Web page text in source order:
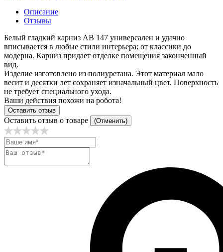
Описание
Отзывы
Белый гладкий карниз АВ 147 универсален и удачно
вписывается в любые стили интерьера: от классики до
модерна. Карниз придает отделке помещения законченный
вид.
Изделие изготовлено из полиуретана. Этот материал мало
весит и десятки лет сохраняет изначальный цвет. Поверхность
не требует специального ухода.
Ваши действия похожи на робота!
Оставить отзыв
Оставить отзыв о товаре (Отменить)